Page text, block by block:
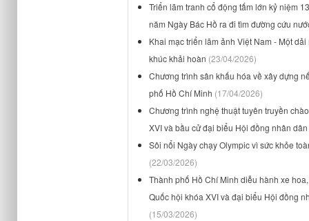
Triển lãm tranh cổ động tấm lớn kỷ niệm
năm Ngày Bác Hồ ra đi tìm đường cứu
Khai mạc triển lãm ảnh Việt Nam - Một
khúc khải hoàn (23/04/2026)
Chương trình sân khấu hóa về xây dựng
phố Hồ Chí Minh (17/04/2026)
Chương trình nghệ thuật tuyên truyền
XVI và bầu cử đại biểu Hội đồng nhân
Sôi nổi Ngày chạy Olympic vì sức khỏe
(22/03/2026)
Thành phố Hồ Chí Minh diễu hành xe
Quốc hội khóa XVI và đại biểu Hội đồng
(15/03/2026)